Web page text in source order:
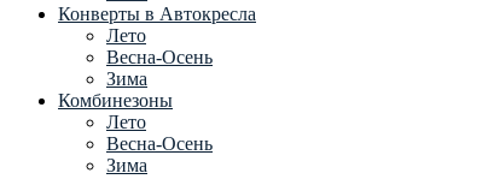
Конверты в Автокресла
Лето
Весна-Осень
Зима
Комбинезоны
Лето
Весна-Осень
Зима